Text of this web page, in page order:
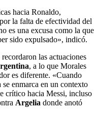
hacia Ronaldo,
la falta de efectividad del
es una excusa como la que
sido expulsado», indicó.
las actuaciones
, a lo que Morales
es diferente. «Cuando
enmarca en un contexto
crítico hacia Messi, incluso
Argelia donde anotó